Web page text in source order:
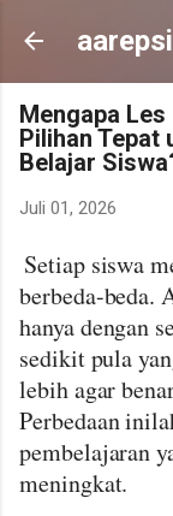
Mengapa
Pilihan Tepat
Belajar
Juli 01, 2026
Setiap siswa
berbeda-beda.
hanya dengan
sedikit pula
lebih agar
Perbedaan
pembelajaran
meningkat.